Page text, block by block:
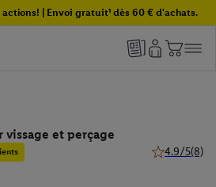
| Envoi gratuit¹ dès 60 € d'achats.
vissage et perçage
4.9/5(8)